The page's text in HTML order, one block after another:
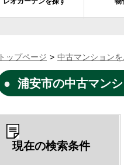
成田市のレオガーデン
レオガーデン新現場 造成工事の
レオガーデン船橋法典 朝陽の街
市川市エリアの物件情報
土地を探す
総武線沿線の未公開物件情報
レオ・グローブ カリフォル
モデルハウス
住宅ローンのポイント
売却物件大募集
トップページ 中古マンション
浦安市の中古マン
現在の検索条件